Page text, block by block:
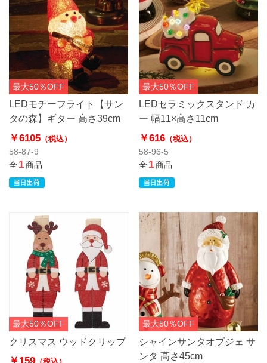
最大50％OFF
LEDモチーフライト【サン
タの森】ギター 高さ39cm
￥6105 （税込）
58-87-9
全1商品
最大50％OFF
LEDセラミックスタンド カ
ー 幅11×高さ11cm
￥616（税込）
58-96-5
全1商品
最大50％OFF
クリスマス ウッドクリップ
最大50％OFF
シャインサンタオブジェ サ
ンタ 高さ45cm